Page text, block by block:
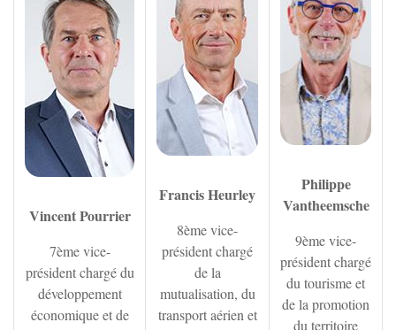
Vincent Pourrier
7ème vice-
président chargé du
développement
économique et de
Francis Heurley
8ème vice-
président chargé
de la
mutualisation, du
transport aérien et
Philippe
Vantheemsche
9ème vice-
président chargé
du tourisme et
de la promotion
du territoire